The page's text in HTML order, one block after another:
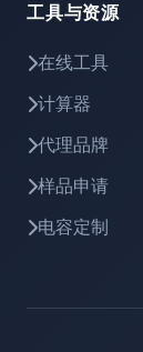
工具与资源
在线工具
计算器
代理品牌
样品申请
电容定制